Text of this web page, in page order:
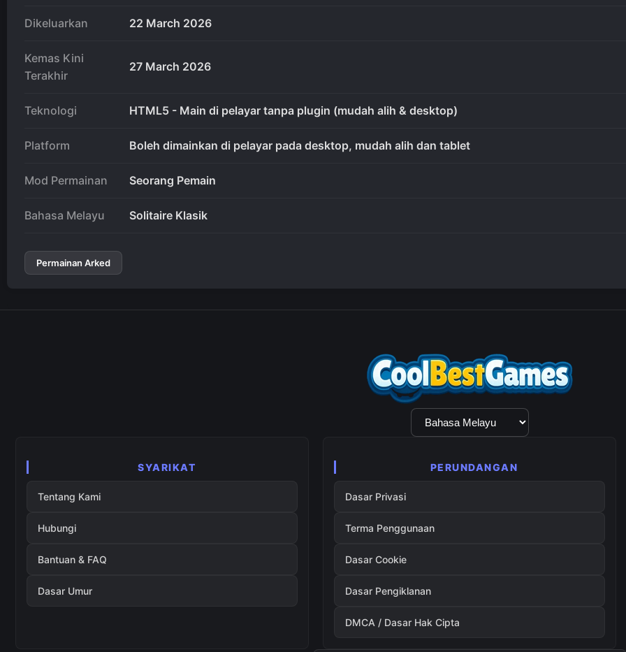
Dikeluarkan 22 March 2026
Kemas Kini
Terakhir
27 March 2026
Teknologi HTML5 - Main di pelayar tanpa plugin (mudah alih & desktop)
Platform Boleh dimainkan di pelayar pada desktop, mudah alih dan tablet
Mod Permainan Seorang Pemain
Bahasa Melayu Solitaire Klasik
Permainan Arked
Pilihan
Bahasa
SYARIKAT
Tentang Kami
Hubungi
Bantuan & FAQ
Dasar Umur
PERUNDANGAN
Dasar Privasi
Terma Penggunaan
Dasar Cookie
Dasar Pengiklanan
DMCA / Dasar Hak Cipta